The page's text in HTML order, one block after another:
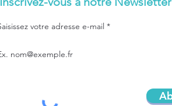
votre adresse e-mail